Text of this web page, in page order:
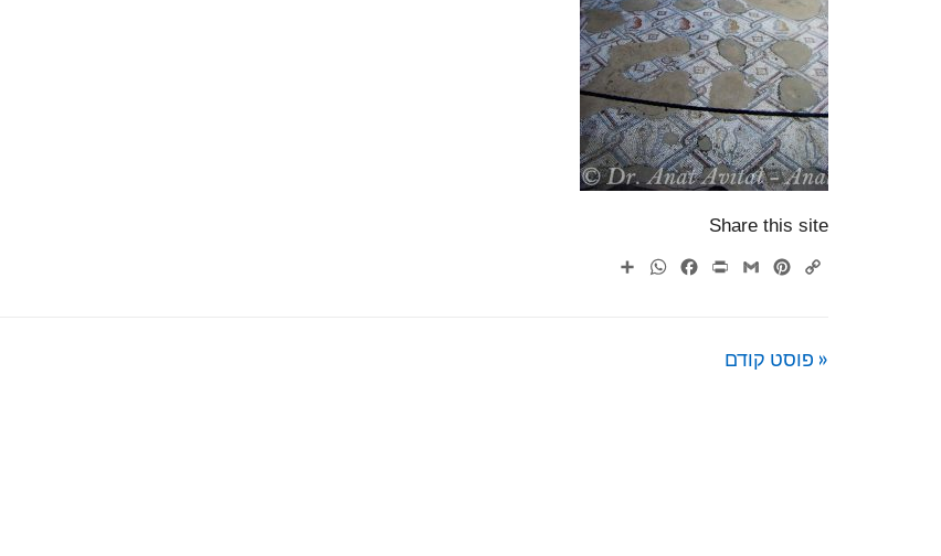
Share this site
Copy
Pinterest
Gmail
Print
Facebook
WhatsApp
« פוסט קודם